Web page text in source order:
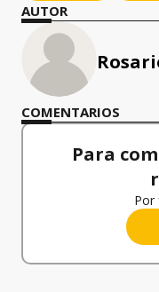
AUTOR
COMENTARIOS
Para
Por